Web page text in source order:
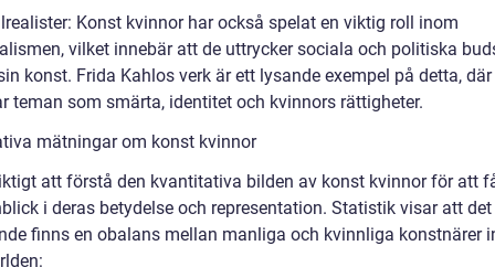
Konst kvinnor har också spelat en viktig roll inom
vilket innebär att de uttrycker sociala och politiska
konst. Frida Kahlos verk är ett lysande exempel på detta,
teman som smärta, identitet och kvinnors rättigheter.
mätningar om konst kvinnor
att förstå den kvantitativa bilden av konst kvinnor för att
i deras betydelse och representation. Statistik visar att det
finns en obalans mellan manliga och kvinnliga konstnärer